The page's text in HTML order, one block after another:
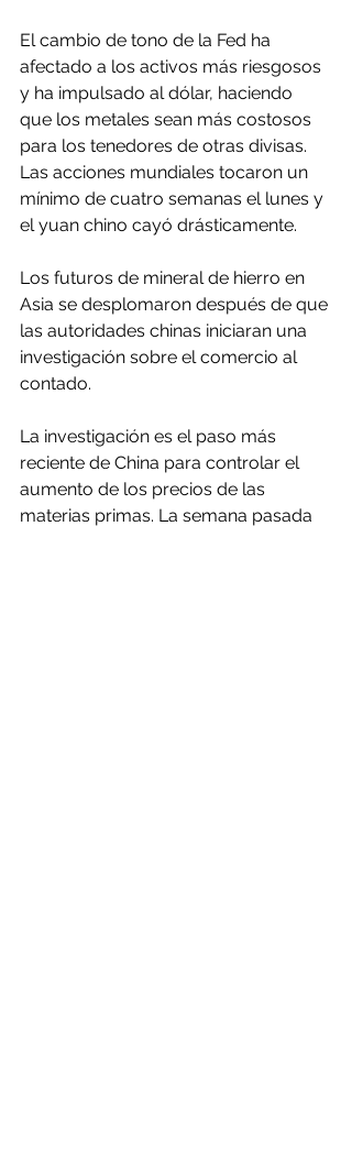
El cambio de tono de la Fed ha
afectado a los activos más riesgosos
y ha impulsado al dólar, haciendo
que los metales sean más costosos
para los tenedores de otras divisas.
Las acciones mundiales tocaron un
mínimo de cuatro semanas el lunes y
el yuan chino cayó drásticamente.
Los futuros de mineral de hierro en
Asia se desplomaron después de que
las autoridades chinas iniciaran una
investigación sobre el comercio al
contado.
La investigación es el paso más
reciente de China para controlar el
aumento de los precios de las
materias primas. La semana pasada